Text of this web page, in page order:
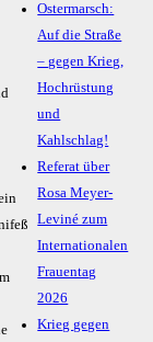
Ostermarsch:
Auf die Straße
– gegen Krieg,
Hochrüstung
und
Kahlschlag!
Referat über
Rosa Meyer-
Leviné zum
Internationalen
Frauentag
2026
Krieg gegen